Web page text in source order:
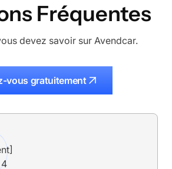
Fréquentes
devez savoir sur Avendcar.
vous gratuitement